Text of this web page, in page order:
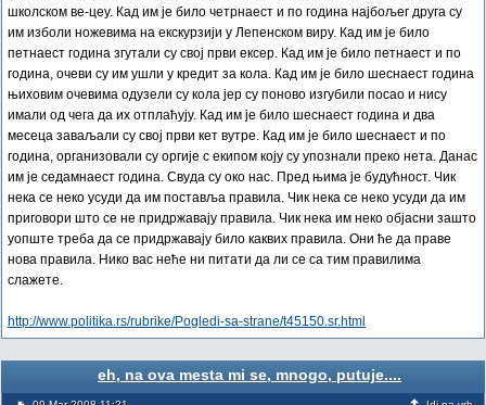
школском ве-цеу. Кад им је било четрнаест и по година најбољег друга су
им изболи ножевима на екскурзији у Лепенском виру. Кад им је било
петнаест година згутали су свој први ексер. Кад им је било петнаест и по
година, очеви су им ушли у кредит за кола. Кад им је било шеснаест година
њиховим очевима одузели су кола јер су поново изгубили посао и нису
имали од чега да их отплаћују. Кад им је било шеснаест година и два
месеца заваљали су свој први кет вутре. Кад им је било шеснаест и по
година, организовали су оргије с екипом коју су упознали преко нета. Данас
им је седамнаест година. Свуда су око нас. Пред њима је будућност. Чик
нека се неко усуди да им поставља правила. Чик нека се неко усуди да им
приговори што се не придржавају правила. Чик нека им неко објасни зашто
уопште треба да се придржавају било каквих правила. Они ће да праве
нова правила. Нико вас неће ни питати да ли се са тим правилима
слажете.
http://www.politika.rs/rubrike/Pogledi-sa-strane/t45150.sr.html
eh, na ova mesta mi se, mnogo, putuje....